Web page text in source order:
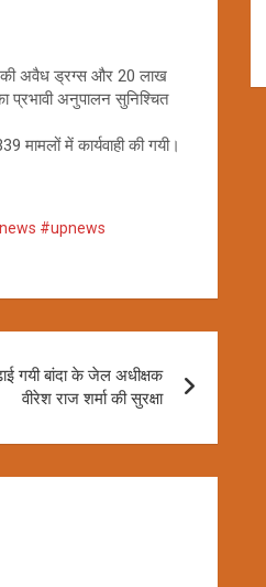
की अवैध ड्रग्स और 20 लाख
प्रभावी अनुपालन सुनिश्चित
में कार्यवाही की गयी।
#upnews
गयी बांदा के जेल अधीक्षक
वीरेश राज शर्मा की सुरक्षा